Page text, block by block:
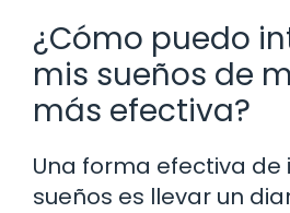
¿Cómo puedo
mis sueños de
más efectiva?
Una forma efectiva
sueños es llevar un